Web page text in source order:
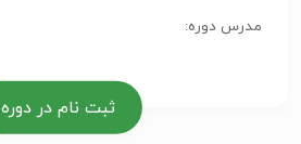
مدرس دوره:
ثبت نام در دوره